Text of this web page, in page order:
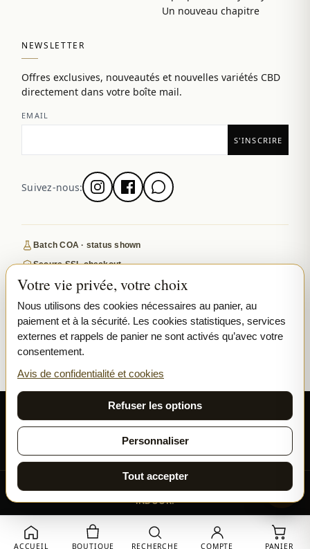
Un nouveau chapitre
NEWSLETTER
Offres exclusives, nouveautés et nouvelles variétés CBD
directement dans votre boîte mail.
EMAIL
Suivez-nous:
Batch COA · status shown
Secure SSL checkout
Discreet, tracked EU delivery
Premium indoor · COA where published
Google-reviewed
SECURE PAYMENTS
₿ BITCOIN SEPA
Solar Shine s.r.o.· Karlova 150/42, 110 00 Praha,
Czech Republic · IČO 04375092 · DIČ CZ04375092
Conditions généralesCookies
Toutes nos fleurs et résines sont cultivées exclusivement en
INDOOR.
ACCUEIL BOUTIQUE RECHERCHE COMPTE PANIER
Votre vie privée, votre choix
Nous utilisons des cookies nécessaires au panier, au
paiement et à la sécurité. Les cookies statistiques, services
externes et rappels de panier ne sont activés qu’avec votre
consentement.
Avis de confidentialité et cookies
Refuser les options
Personnaliser
Tout accepter